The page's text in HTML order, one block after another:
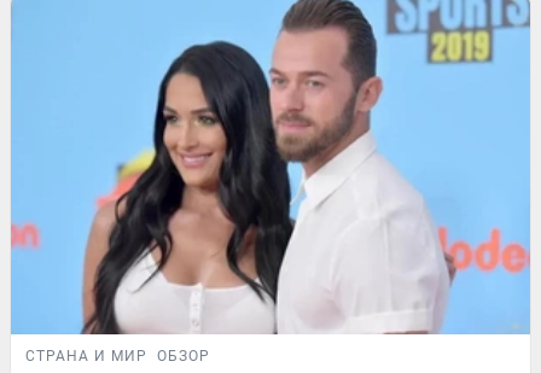
СТРАНА И МИР ОБЗОР